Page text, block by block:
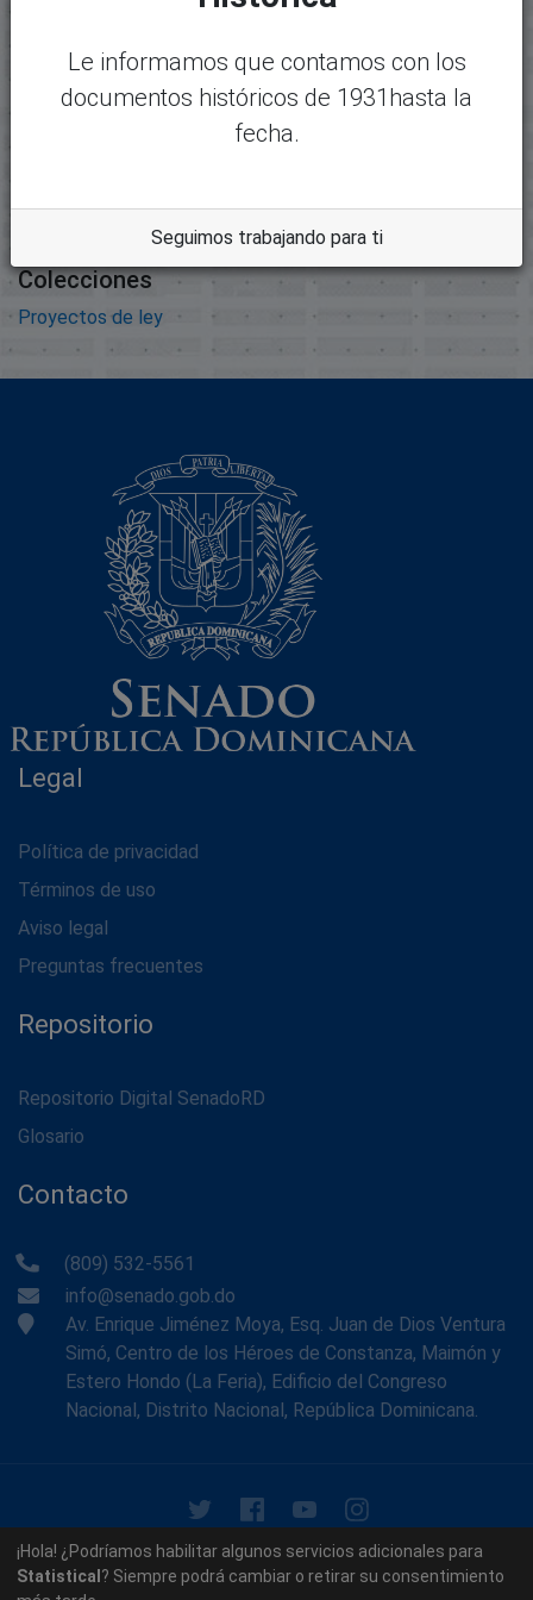
5.74 MB
Formato:
Adobe Portable Document
Colecciones
Proyectos de ley
Legal
Política de privacidad
Términos de uso
Aviso legal
Preguntas frecuentes
Repositorio
Repositorio Digital SenadoRD
Glosario
Contacto
(809) 532-5561
info@senado.gob.do
Av. Enrique Jiménez Moya, Esq. Juan de Dios Ventura
Simó, Centro de los Héroes de Constanza, Maimón y
Estero Hondo (La Feria), Edificio del Congreso
Nacional, Distrito Nacional, República Dominicana.
© 2026 - Memoria Histórica del Senado de la República
Dominicana. Todos los derechos reservados.
Le informamos que contamos con los
documentos históricos de 1931hasta la
fecha.
Seguimos trabajando para ti
¡Hola! ¿Podríamos habilitar algunos servicios adicionales para
Statistical ? Siempre podrá cambiar o retirar su consentimiento